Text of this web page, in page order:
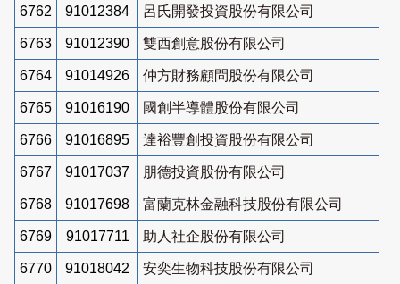
6762 91012384 呂氏開發投資股份有限公司
6763 91012390 雙西創意股份有限公司
6764 91014926 仲方財務顧問股份有限公司
6765 91016190 國創半導體股份有限公司
6766 91016895 達裕豐創投資股份有限公司
6767 91017037 朋德投資股份有限公司
6768 91017698 富蘭克林金融科技股份有限公司
6769 91017711 助人社企股份有限公司
6770 91018042 安奕生物科技股份有限公司